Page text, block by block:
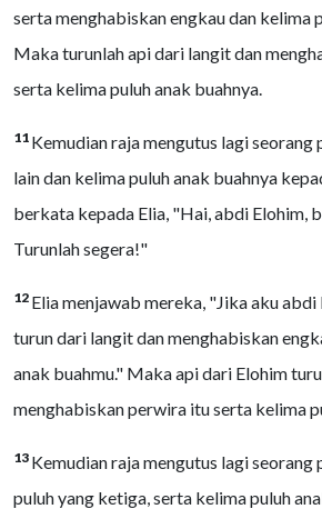
serta menghabiskan engkau dan kelima
Maka turunlah api dari langit dan
serta kelima puluh anak buahnya.
11 Kemudian raja mengutus lagi seorang
lain dan kelima puluh anak buahnya
berkata kepada Elia, "Hai, abdi Elohim,
Turunlah segera!"
12 Elia menjawab mereka, "Jika aku
turun dari langit dan menghabiskan
anak buahmu." Maka api dari Elohim
menghabiskan perwira itu serta kelima
13 Kemudian raja mengutus lagi seorang
puluh yang ketiga, serta kelima puluh